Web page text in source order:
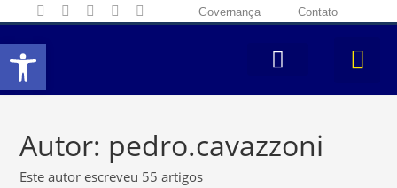
Abrir a barra de ferramentas
Governança Contato
Autor: pedro.cavazzoni
Este autor escreveu 55 artigos